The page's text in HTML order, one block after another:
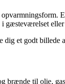
gæsteværelset
dig et godt
brænde til olie,